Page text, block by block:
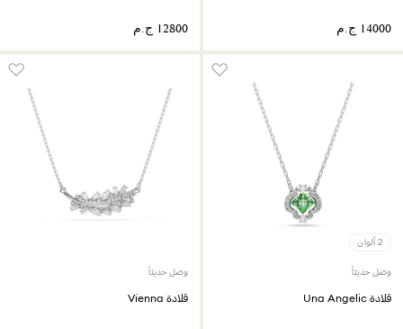
2 ألوان
وصل حديثاً
قلادة Una Angelic
وصل حديثاً
قلادة Vienna